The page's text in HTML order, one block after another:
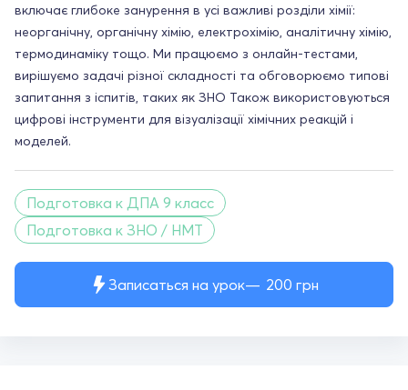
Записаться на урок 200 грн
включає глибоке занурення в усі важливі розділи хімії:
неорганічну, органічну хімію, електрохімію, аналітичну хімію,
термодинаміку тощо. Ми працюємо з онлайн-тестами,
вирішуємо задачі різної складності та обговорюємо типові
запитання з іспитів, таких як ЗНО Також використовуються
цифрові інструменти для візуалізації хімічних реакцій і
моделей.
Подготовка к ДПА 9 класс
Подготовка к ЗНО / НМТ